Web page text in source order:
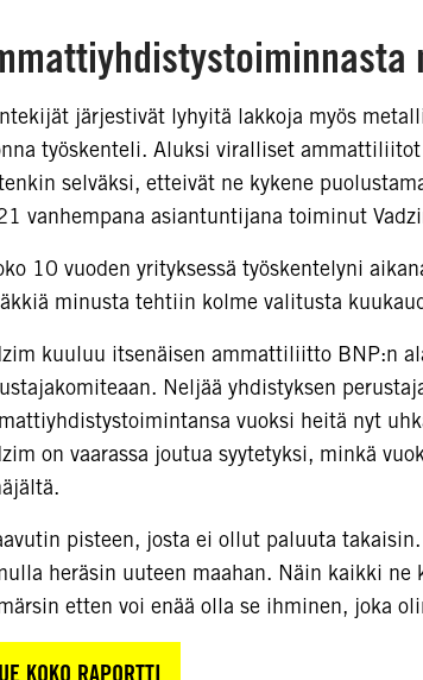
järjestivät lyhyitä lakkoja myös
työskenteli. Aluksi viralliset
selväksi, etteivät ne kykene
vanhempana asiantuntijana toiminut
10 vuoden yrityksessä työskentelyni
minusta tehtiin kolme valitusta
kuuluu itsenäisen ammattiliitto BNP:n
Neljää yhdistyksen
vuoksi heitä nyt
on vaarassa joutua syytetyksi, minkä
pisteen, josta ei ollut paluuta
heräsin uuteen maahan. Näin kaikki
etten voi enää olla se ihminen, joka
KOKO RAPORTTI